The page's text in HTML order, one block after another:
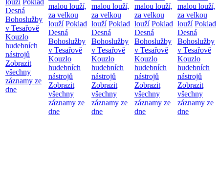
Desná
Bohoslužby
v Tesařově
Kouzlo
hudebních
nástrojů
Zobrazit
všechny
záznamy ze
dne
malou louží,
za velkou
louží Poklad
Desná
Bohoslužby
v Tesařově
Kouzlo
hudebních
nástrojů
Zobrazit
všechny
záznamy ze
dne
malou louží,
za velkou
louží Poklad
Desná
Bohoslužby
v Tesařově
Kouzlo
hudebních
nástrojů
Zobrazit
všechny
záznamy ze
dne
malou louží,
za velkou
louží Poklad
Desná
Bohoslužby
v Tesařově
Kouzlo
hudebních
nástrojů
Zobrazit
všechny
záznamy ze
dne
malou louží,
za velkou
louží Poklad
Desná
Bohoslužby
v Tesařově
Kouzlo
hudebních
nástrojů
Zobrazit
všechny
záznamy ze
dne